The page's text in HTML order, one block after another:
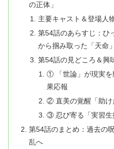
の正体」
主要キャスト＆登場人
第54話のあらすじ：ひ
から掴み取った「天命」
第54話の見どころ＆興
① 「世論」が現実を
果応報
② 直美の覚醒「助け
③ 忍び寄る「実習生
第54話のまとめ：過去の
乱へ